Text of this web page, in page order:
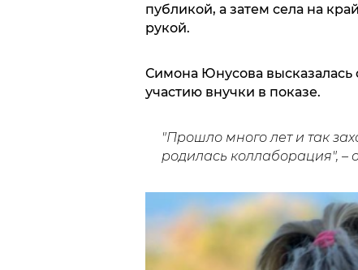
публикой, а затем села на
рукой.
Симона Юнусова
участию внучки в показе.
"Прошло много лет и так
родилась коллаборация", –